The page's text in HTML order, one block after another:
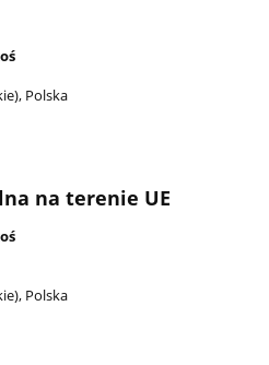
Polska
na terenie UE
Polska